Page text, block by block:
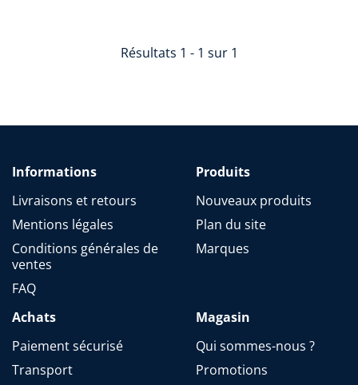
Résultats 1 - 1 sur 1
Informations
Livraisons et retours
Mentions légales
Conditions générales de
ventes
FAQ
Produits
Nouveaux produits
Plan du site
Marques
Achats
Paiement sécurisé
Transport
Magasin
Qui sommes-nous ?
Promotions